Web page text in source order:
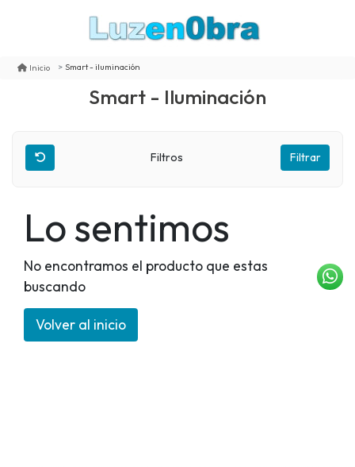
Inicio Smart - iluminación
Smart - Iluminación
Filtros Filtrar
Lo sentimos
No encontramos el producto que estas
buscando
Volver al inicio